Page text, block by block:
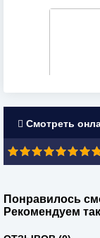
Смотреть
Понравилось
Рекомендуем